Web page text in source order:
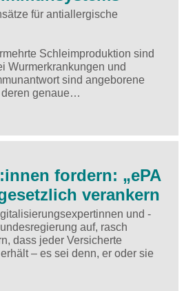
für antiallergische
Schleimproduktion sind
Wurmerkrankungen und
sind angeborene
deren genaue…
fordern: „ePA
verankern
und -
auf, rasch
dass jeder Versicherte
– es sei denn, er oder sie